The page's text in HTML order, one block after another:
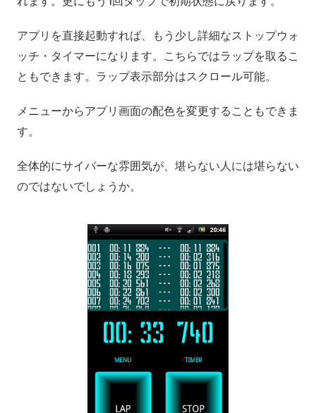
アプリを直接起動すれば、もう少し詳細なストップウォ
ッチ・タイマーになります。こちらではラップを取るこ
ともできます。ラップ表示部分はスクロール可能。
メニューからアプリ画面の配色を変更することもできま
す。
全体的にサイバーな雰囲気が、堪らない人には堪らない
のではないでしょうか。